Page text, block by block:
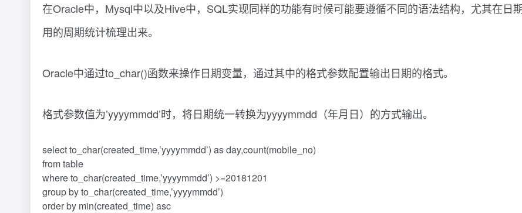
在Oracle中，Mysql中以及Hive中，SQL实现同样的功能有时候可能要遵循不同的语法结构，尤其在日
用的周期统计梳理出来。
Oracle中通过to_char()函数来操作日期变量，通过其中的格式参数配置输出日期的格式。
格式参数值为’yyyymmdd’时，将日期统一转换为yyyymmdd（年月日）的方式输出。
select to_char(created_time,’yyyymmdd’) as day,count(mobile_no)
from table
where to_char(created_time,’yyyymmdd’) >=20181201
group by to_char(created_time,’yyyymmdd’)
order by min(created_time) asc